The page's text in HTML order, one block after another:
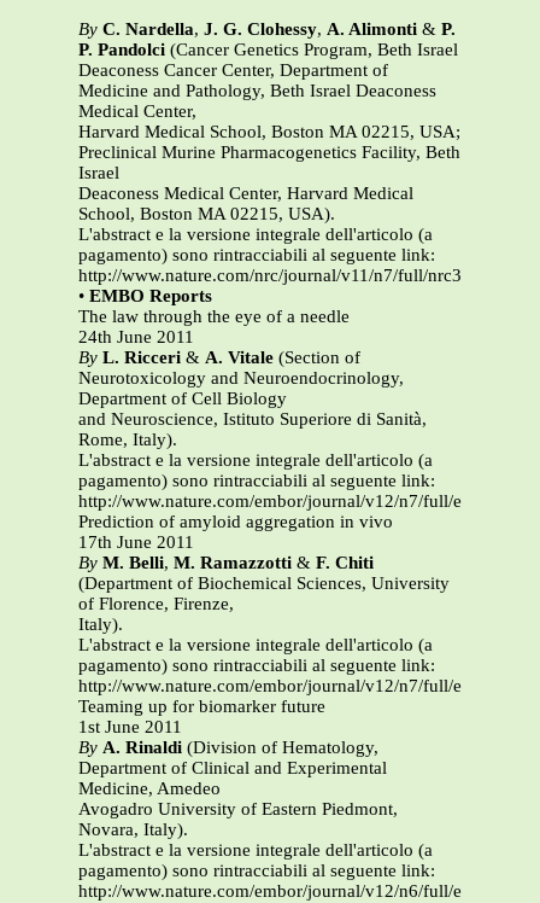
By C. Nardella, J. G. Clohessy, A. Alimonti & P.
P. Pandolci (Cancer Genetics Program, Beth Israel
Deaconess Cancer Center, Department of
Medicine and Pathology, Beth Israel Deaconess
Medical Center,
Harvard Medical School, Boston MA 02215, USA;
Preclinical Murine Pharmacogenetics Facility, Beth
Israel
Deaconess Medical Center, Harvard Medical
School, Boston MA 02215, USA).
L'abstract e la versione integrale dell'articolo (a
pagamento) sono rintracciabili al seguente link:
http://www.nature.com/nrc/journal/v11/n7/full/nrc3057.html
• EMBO Reports
The law through the eye of a needle
24th June 2011
By L. Ricceri & A. Vitale (Section of
Neurotoxicology and Neuroendocrinology,
Department of Cell Biology
and Neuroscience, Istituto Superiore di Sanità,
Rome, Italy).
L'abstract e la versione integrale dell'articolo (a
pagamento) sono rintracciabili al seguente link:
http://www.nature.com/embor/journal/v12/n7/full/
Prediction of amyloid aggregation in vivo
17th June 2011
By M. Belli, M. Ramazzotti & F. Chiti
(Department of Biochemical Sciences, University
of Florence, Firenze,
Italy).
L'abstract e la versione integrale dell'articolo (a
pagamento) sono rintracciabili al seguente link:
http://www.nature.com/embor/journal/v12/n7/full/
Teaming up for biomarker future
1st June 2011
By A. Rinaldi (Division of Hematology,
Department of Clinical and Experimental
Medicine, Amedeo
Avogadro University of Eastern Piedmont,
Novara, Italy).
L'abstract e la versione integrale dell'articolo (a
pagamento) sono rintracciabili al seguente link:
http://www.nature.com/embor/journal/v12/n6/full/